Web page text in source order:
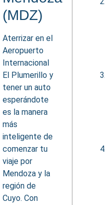
(MDZ)
Aterrizar en el
Aeropuerto
Internacional
El Plumerillo y
tener un auto
esperándote
es la manera
más
inteligente de
comenzar tu
viaje por
Mendoza y la
región de
Cuyo. Con